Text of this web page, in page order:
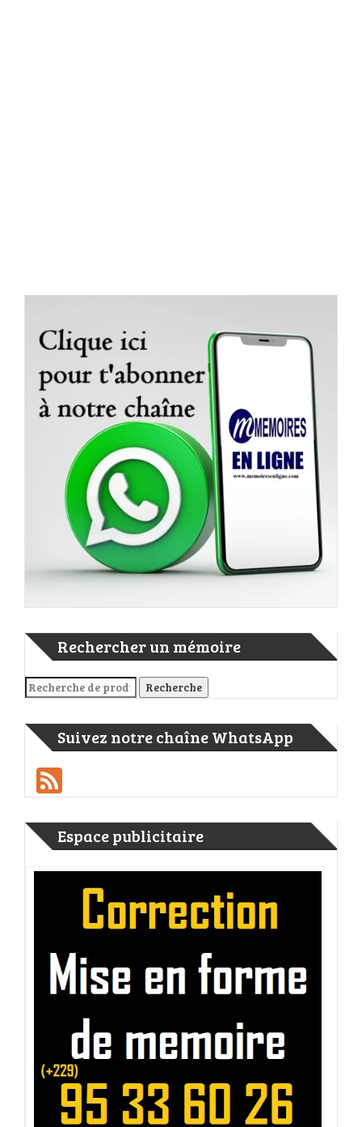
Rechercher un mémoire
Recherche pour : Recherche
Suivez notre chaîne WhatsApp
Espace publicitaire